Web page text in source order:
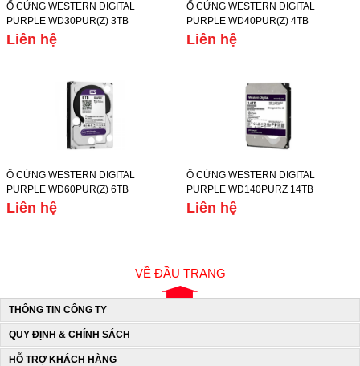
Ổ CỨNG WESTERN DIGITAL
PURPLE WD30PUR(Z) 3TB
Liên hệ
Ổ CỨNG WESTERN DIGITAL
PURPLE WD40PUR(Z) 4TB
Liên hệ
Ổ CỨNG WESTERN DIGITAL
PURPLE WD60PUR(Z) 6TB
Liên hệ
Ổ CỨNG WESTERN DIGITAL
PURPLE WD140PURZ 14TB
Liên hệ
VỀ ĐẦU TRANG
THÔNG TIN CÔNG TY
QUY ĐỊNH & CHÍNH SÁCH
HỖ TRỢ KHÁCH HÀNG